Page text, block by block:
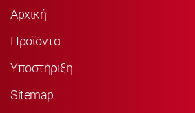
Αρχική
Προϊόντα
Υποστήριξη
Sitemap